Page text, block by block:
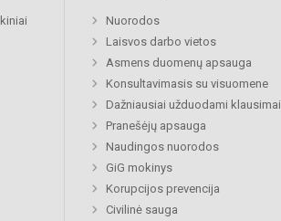
Nuorodos
Laisvos darbo vietos
Asmens duomenų apsauga
Konsultavimasis su visuomene
Dažniausiai užduodami klausimai
Pranešėjų apsauga
Naudingos nuorodos
GiG mokinys
Korupcijos prevencija
Civilinė sauga